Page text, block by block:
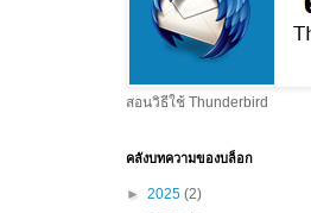
สอนวิธีใช้ Thunderbird
คลังบทความของบล็อก
► 2025 (2)